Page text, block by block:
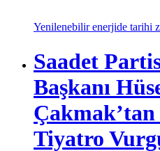
Yenilenebilir enerjide tarihi
Saadet
Başkanı
Çakmak’tan